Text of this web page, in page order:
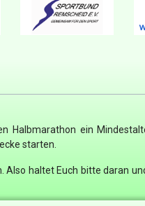
Halbmarathon ein
starten.
haltet Euch bitte daran